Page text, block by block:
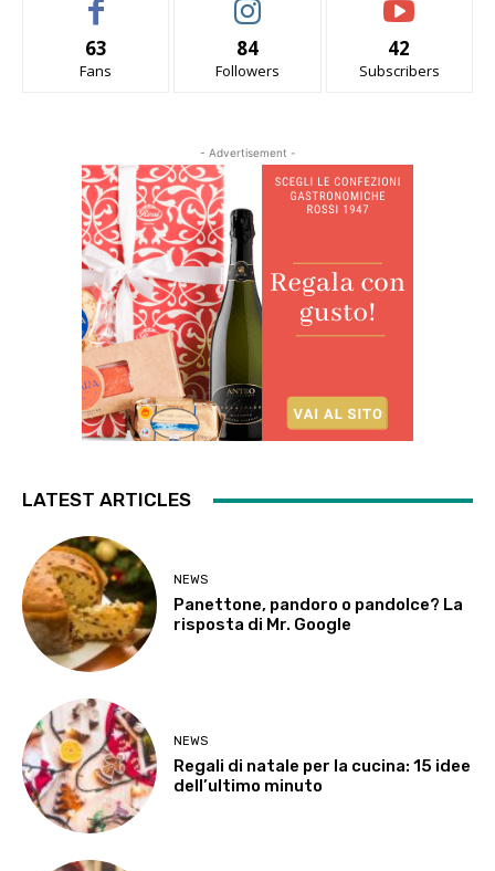
63
Fans
84
Followers
42
Subscribers
- Advertisement -
LATEST ARTICLES
NEWS
Panettone, pandoro o pandolce? La
risposta di Mr. Google
NEWS
Regali di natale per la cucina: 15 idee
dell’ultimo minuto